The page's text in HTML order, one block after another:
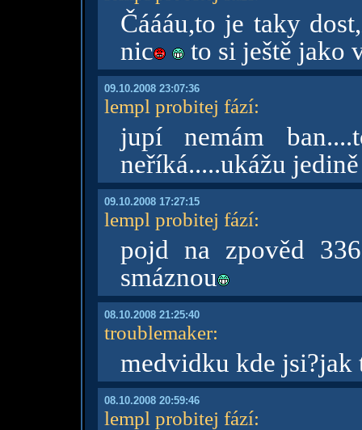
Čáááu,to je taky
nic
to si ještě jako
09.10.2008 23:07:36
lempl probitej fází:
jupí nemám
neříká.....ukážu
09.10.2008 17:27:15
lempl probitej fází:
pojd na zpověd
smáznou
08.10.2008 21:25:40
troublemaker:
medvidku kde jsi?jak
08.10.2008 20:59:46
lempl probitej fází: